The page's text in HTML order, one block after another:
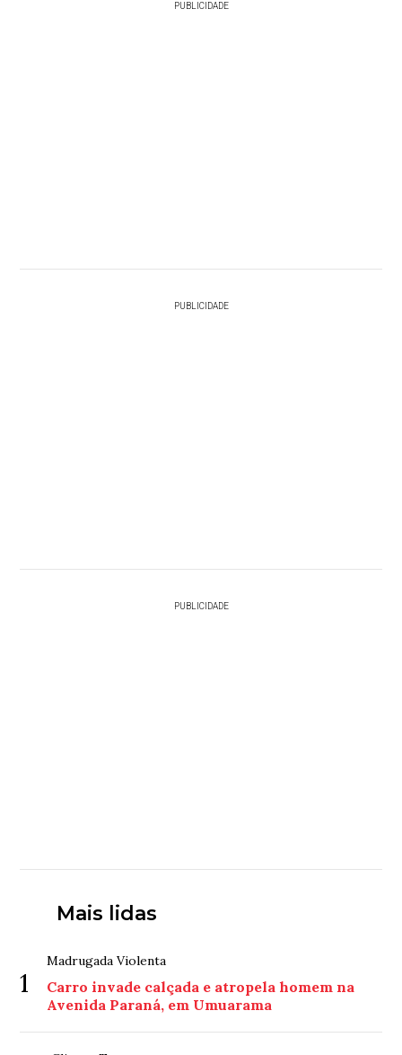
PUBLICIDADE
PUBLICIDADE
PUBLICIDADE
Mais lidas
1
Madrugada Violenta
Carro invade calçada e atropela homem na
Avenida Paraná, em Umuarama